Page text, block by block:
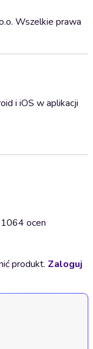
Wszelkie prawa
i iOS w aplikacji
ocen
produkt. Zaloguj